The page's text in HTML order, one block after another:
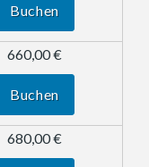
Buchen
660,00 €
Buchen
680,00 €